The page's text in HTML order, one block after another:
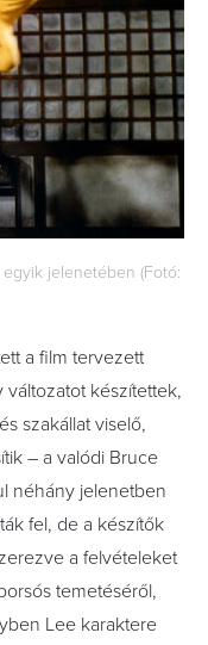
jelenetében (Fotó:
a film tervezett
készítettek,
szakállat viselő,
– a valódi Bruce
néhány jelenetben
fel, de a készítők
a felvételeket
temetéséről,
Lee karaktere